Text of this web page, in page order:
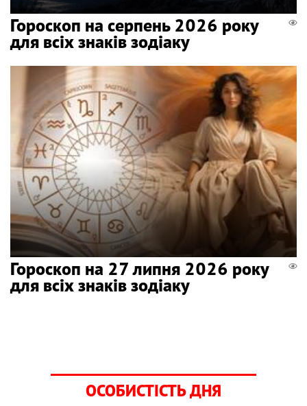
Гороскоп на серпень 2026 року
для всіх знаків зодіаку
Гороскоп на 27 липня 2026 року
для всіх знаків зодіаку
ОСОБИСТІСТЬ ДНЯ